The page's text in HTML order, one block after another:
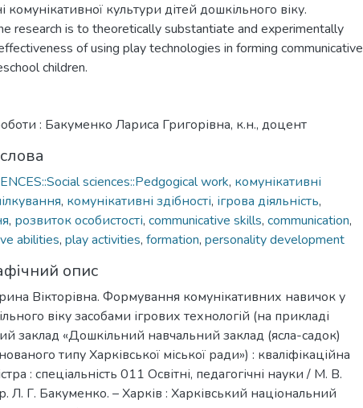
культури дітей дошкільного віку.
research is to theoretically substantiate and experimentally
of using play technologies in forming communicative
children.
: Бакуменко Лариса Григорівна, к.н., доцент
sciences::Pedgogical work, комунікативні
, комунікативні здібності, ігрова діяльність,
, розвиток особистості, communicative skills, communication,
abilities, play activities, formation, personality development
опис
Вікторівна. Формування комунікативних навичок у
віку засобами ігрових технологій (на прикладі
заклад «Дошкільний навчальний заклад (ясла-садок)
типу Харківської міської ради») : кваліфікаційна
: спеціальність 011 Освітні, педагогічні науки / М. В.
Л. Г. Бакуменко. – Харків : Харківський національний